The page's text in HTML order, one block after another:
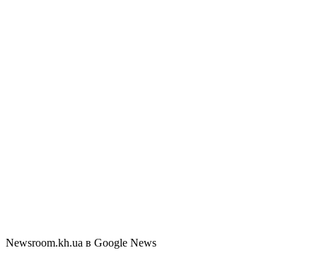
Newsroom.kh.ua в Google News